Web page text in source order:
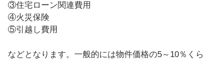
③住宅ローン関連費用
④火災保険
⑤引越し費用
などとなります。一般的には物件価格の5～10％くら